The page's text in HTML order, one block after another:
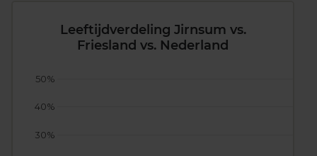
Leeftijdverdeling Jirnsum vs.
Friesland vs. Nederland
30%
40%
50%